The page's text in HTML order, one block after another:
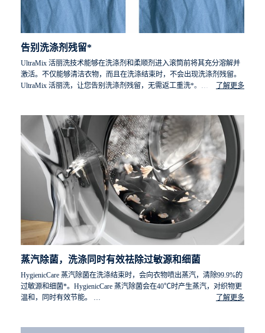
告别洗涤剂残留*
UltraMix 活丽洗技术能够在洗涤剂和柔顺剂进入滚筒前将其充分溶解并
激活。不仅能够清洁衣物，而且在洗涤结束时，不会出现洗涤剂残留。
UltraMix 活丽洗，让您告别洗涤剂残留，无需返工重洗*。
负载，放入洗衣粉。根据不同因素，例如负载、洗涤剂类型和水压
的影响，最终得到的结果也会有所不同。
了解更多
蒸汽除菌，洗涤同时有效祛除过敏源和细菌
HygienicCare 蒸汽除菌在洗涤结束时，会向衣物喷出蒸汽，清除99.9%的
过敏源和细菌*。HygienicCare 蒸汽除菌会在40℃时产生蒸汽，对织物更
温和，同时有效节能。
了解更多